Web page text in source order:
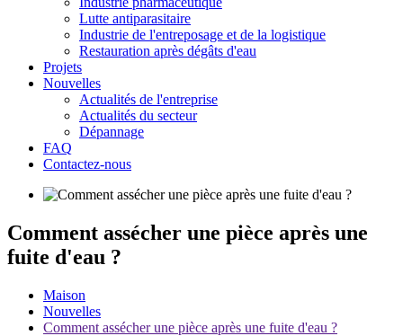
Lutte antiparasitaire
Industrie de l'entreposage et de la logistique
Restauration après dégâts d'eau
Projets
Nouvelles
Actualités de l'entreprise
Actualités du secteur
Dépannage
FAQ
Contactez-nous
Comment assécher une pièce après une
fuite d'eau ?
Maison
Nouvelles
Comment assécher une pièce après une fuite d'eau ?